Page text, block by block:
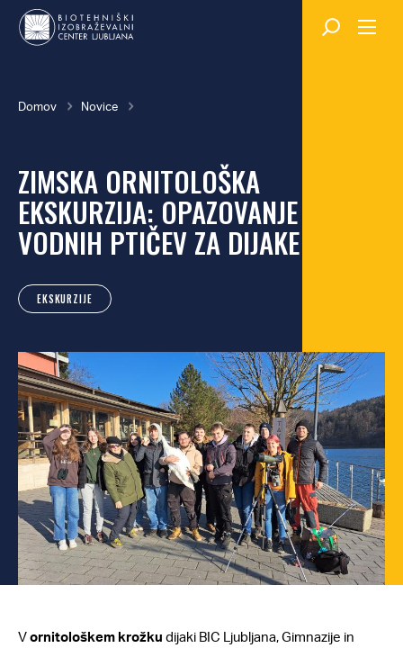
Skok
na
Breadcrumb
Domov Novice
ZIMSKA ORNITOLOŠKA
EKSKURZIJA: OPAZOVANJE
VODNIH PTIČEV ZA DIJAKE
EKSKURZIJE
Vornitološkem krožku dijaki BIC Ljubljana, Gimnazije in